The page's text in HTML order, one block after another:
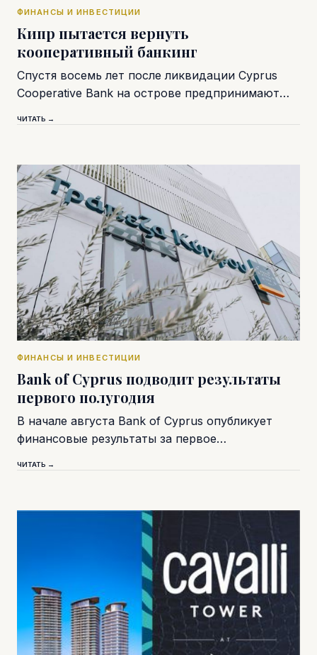
ФИНАНСЫ И ИНВЕСТИЦИИ
Кипр пытается вернуть
кооперативный банкинг
Спустя восемь лет после ликвидации Cyprus
Cooperative Bank на острове предпринимают…
ЧИТАТЬ →
ФИНАНСЫ И ИНВЕСТИЦИИ
Bank of Cyprus подводит результаты
первого полугодия
В начале августа Bank of Cyprus опубликует
финансовые результаты за первое…
ЧИТАТЬ →